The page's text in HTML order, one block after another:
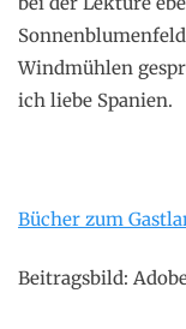
Windmühlen
ich liebe Spanien.
Bücher zum
Beitragsbild: